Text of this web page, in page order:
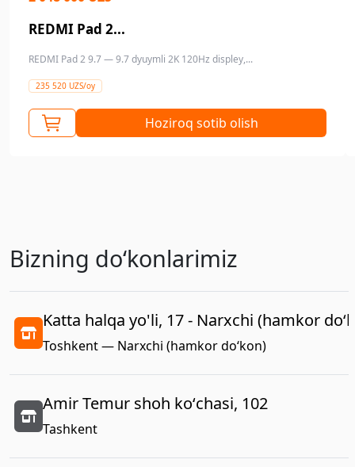
REDMI Pad 2...
REDMI Pad 2 9.7 — 9.7 dyuymli 2K 120Hz displey,...
235 520 UZS/oy
Hoziroq sotib olish
Bizning doʻkonlarimiz
Katta halqa yo'li, 17 - Narxchi (hamkor
Toshkent — Narxchi (hamkor do‘kon)
Amir Temur shoh koʻchasi, 102
Tashkent